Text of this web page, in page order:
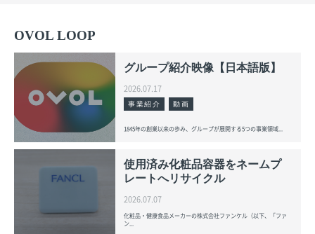
OVOL LOOP
グループ紹介映像【日本語版】
2026.07.17
事業紹介
動画
1845年の創業以来の歩み、グループが展開する5つの事業領域...
使用済み化粧品容器をネームプ
レートへリサイクル
2026.07.07
化粧品・健康食品メーカーの株式会社ファンケル（以下、「ファ
ン...